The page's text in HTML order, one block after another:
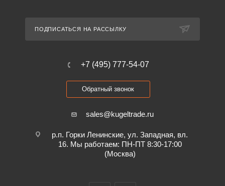
ПОДПИСАТЬСЯ НА РАССЫЛКУ
+7 (495) 777-54-07
Обратный звонок
sales@kugeltrade.ru
р.п. Горки Ленинские, ул. Западная, вл.
16. Мы работаем: ПН-ПТ 8:30-17:00
(Москва)